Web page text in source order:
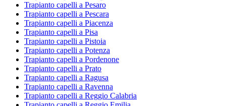
Trapianto capelli a Pesaro
Trapianto capelli a Pescara
Trapianto capelli a Piacenza
Trapianto capelli a Pisa
Trapianto capelli a Pistoia
Trapianto capelli a Potenza
Trapianto capelli a Pordenone
Trapianto capelli a Prato
Trapianto capelli a Ragusa
Trapianto capelli a Ravenna
Trapianto capelli a Reggio Calabria